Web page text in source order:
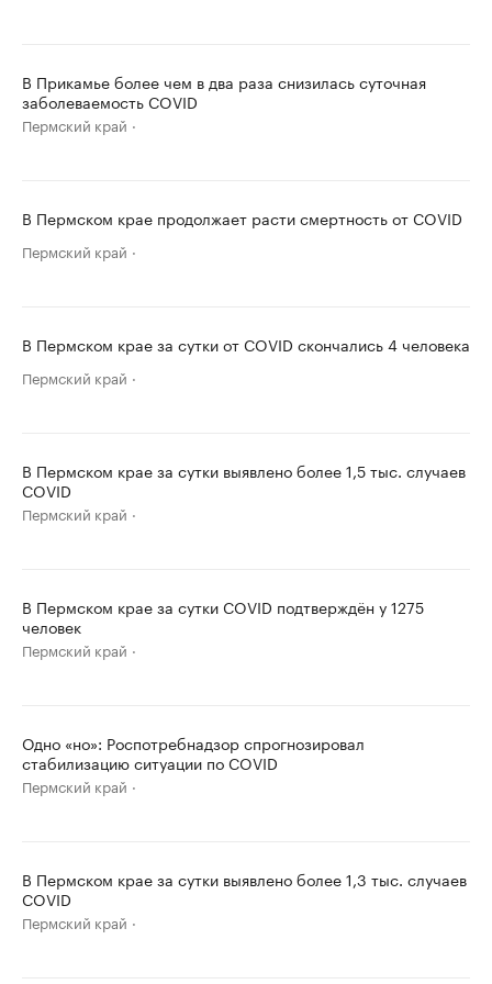
В Прикамье более чем в два раза снизилась суточная
заболеваемость COVID
Пермский край
В Пермском крае продолжает расти смертность от COVID
Пермский край
В Пермском крае за сутки от COVID скончались 4 человека
Пермский край
В Пермском крае за сутки выявлено более 1,5 тыс. случаев
COVID
Пермский край
В Пермском крае за сутки COVID подтверждён у 1275
человек
Пермский край
Одно «но»: Роспотребнадзор спрогнозировал
стабилизацию ситуации по COVID
Пермский край
В Пермском крае за сутки выявлено более 1,3 тыс. случаев
COVID
Пермский край